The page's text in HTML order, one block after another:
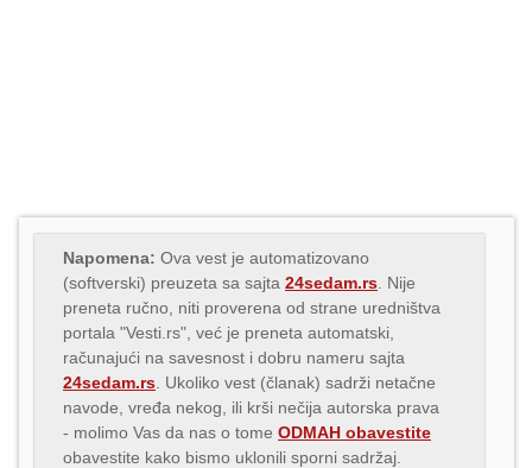
Napomena: Ova vest je automatizovano
(softverski) preuzeta sa sajta 24sedam.rs . Nije
preneta ručno, niti proverena od strane uredništva
portala "Vesti.rs", već je preneta automatski,
računajući na savesnost i dobru nameru sajta
24sedam.rs . Ukoliko vest (članak) sadrži netačne
navode, vređa nekog, ili krši nečija autorska prava
- molimo Vas da nas o tome ODMAH obavestite
obavestite kako bismo uklonili sporni sadržaj.